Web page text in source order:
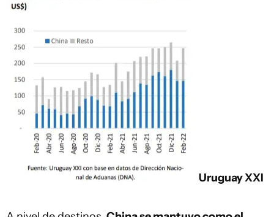
Uruguay XXI